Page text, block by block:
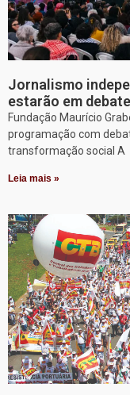
Jornalismo
estarão em
Fundação Maurício
programação com
transformação social A
Leia mais »